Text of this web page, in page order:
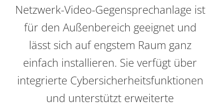
Netzwerk-Video-Gegensprechanlage ist
für den Außenbereich geeignet und
lässt sich auf engstem Raum ganz
einfach installieren. Sie verfügt über
integrierte Cybersicherheitsfunktionen
und unterstützt erweiterte